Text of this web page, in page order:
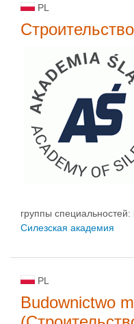
PL
Строительство
группы специальностей:
Силезская академия
PL
Budownictwo